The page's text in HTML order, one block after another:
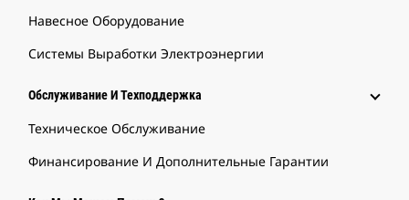
Навесное Оборудование
Системы Выработки Электроэнергии
Обслуживание И Техподдержка
Техническое Обслуживание
Финансирование И Дополнительные Гарантии